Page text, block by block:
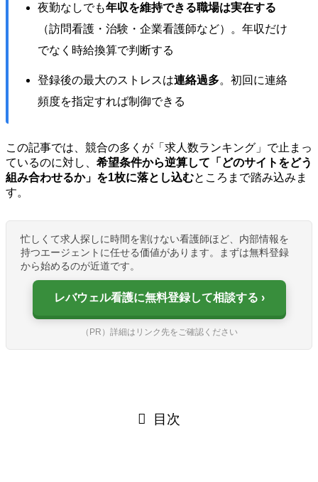
夜勤なしでも年収を維持できる職場は実在する
（訪問看護・治験・企業看護師など）。年収だけ
でなく時給換算で判断する
登録後の最大のストレスは連絡過多。初回に連絡
頻度を指定すれば制御できる
この記事では、競合の多くが「求人数ランキング」で止まっ
ているのに対し、 希望条件から逆算して「どのサイトをどう
組み合わせるか」を1枚に落とし込むところまで踏み込みま
す。
忙しくて求人探しに時間を割けない看護師ほど、内部情報を
持つエージェントに任せる価値があります。まずは無料登録
から始めるのが近道です。
レバウェル看護に無料登録して相談する
（PR）詳細はリンク先をご確認ください
目次